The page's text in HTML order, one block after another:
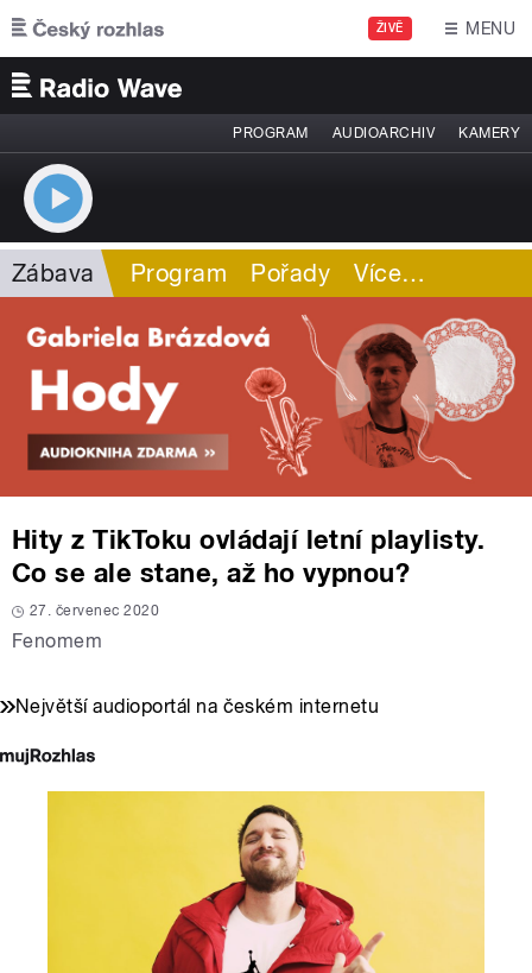
Přejít k hlavnímu obsahu
ŽIVĚ MENU
PROGRAM AUDIOARCHIV KAMERY
Zábava Program Pořady Více…
Hity z TikToku ovládají letní playlisty.
Co se ale stane, až ho vypnou?
27. červenec 2020
Fenomem
Největší audioportál na českém internetu